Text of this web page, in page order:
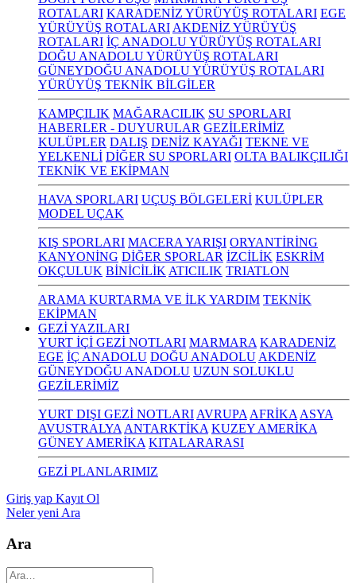
ROTALARI KARADENİZ YÜRÜYÜŞ ROTALARI EGE
YÜRÜYÜŞ ROTALARI AKDENİZ YÜRÜYÜŞ
ROTALARI İÇ ANADOLU YÜRÜYÜŞ ROTALARI
DOĞU ANADOLU YÜRÜYÜŞ ROTALARI
GÜNEYDOĞU ANADOLU YÜRÜYÜŞ ROTALARI
YÜRÜYÜŞ TEKNİK BİLGİLER
KAMPÇILIK MAĞARACILIK SU SPORLARI
HABERLER - DUYURULAR GEZİLERİMİZ
KULÜPLER DALIŞ DENİZ KAYAĞI TEKNE VE
YELKENLİ DİĞER SU SPORLARI OLTA BALIKÇILIĞI
TEKNİK VE EKİPMAN
HAVA SPORLARI UÇUŞ BÖLGELERİ KULÜPLER
MODEL UÇAK
KIŞ SPORLARI MACERA YARIŞI ORYANTİRİNG
KANYONİNG DİĞER SPORLAR İZCİLİK ESKRİM
OKÇULUK BİNİCİLİK ATICILIK TRIATLON
ARAMA KURTARMA VE İLK YARDIM TEKNİK
EKİPMAN
GEZİ YAZILARI
YURT İÇİ GEZİ NOTLARI MARMARA KARADENİZ
EGE İÇ ANADOLU DOĞU ANADOLU AKDENİZ
GÜNEYDOĞU ANADOLU UZUN SOLUKLU
GEZİLERİMİZ
YURT DIŞI GEZİ NOTLARI AVRUPA AFRİKA ASYA
AVUSTRALYA ANTARKTİKA KUZEY AMERİKA
GÜNEY AMERİKA KITALARARASI
GEZİ PLANLARIMIZ
Giriş yap Kayıt Ol
Neler yeni Ara
Ara